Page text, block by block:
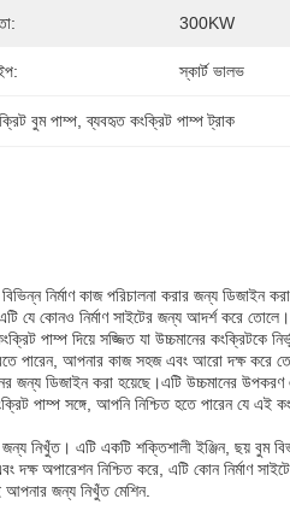
300KW
স্কার্ট ভালভ
বুম পাম্প , ব্যবহৃত কংক্রিট পাম্প ট্রাক
নির্মাণ কাজ পরিচালনা করার জন্য ডিজাইন
যে কোনও নির্মাণ সাইটের জন্য আদর্শ করে তোলে।
পাম্প দিয়ে সজ্জিত যা উচ্চমানের কংক্রিটকে
পারেন, আপনার কাজ সহজ এবং আরো দক্ষ করে
জন্য ডিজাইন করা হয়েছে।এটি উচ্চমানের
পাম্প সঙ্গে, আপনি নিশ্চিত হতে পারেন যে এই
জন্য নিখুঁত। এটি একটি শক্তিশালী ইঞ্জিন, ছয় বুম
দক্ষ অপারেশন নিশ্চিত করে, এটি কোন নির্মাণ
আপনার জন্য নিখুঁত মেশিন.